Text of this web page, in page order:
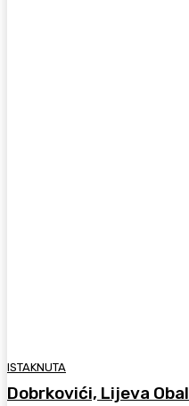
ISTAKNUTA
Dobrkovići, Lijeva